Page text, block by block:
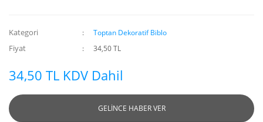
Kategori Toptan Dekoratif Biblo
Fiyat 34,50 TL
34,50 TL KDV Dahil
GELİNCE HABER VER